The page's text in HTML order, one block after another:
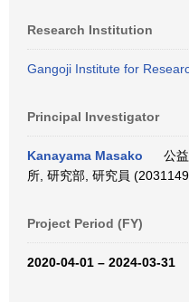
Research Institution
Gangoji Institute for
Principal Investigator
Kanayama Masako
公
所, 研究部, 研究員
Project Period (FY)
2020-04-01 – 2024-03-31